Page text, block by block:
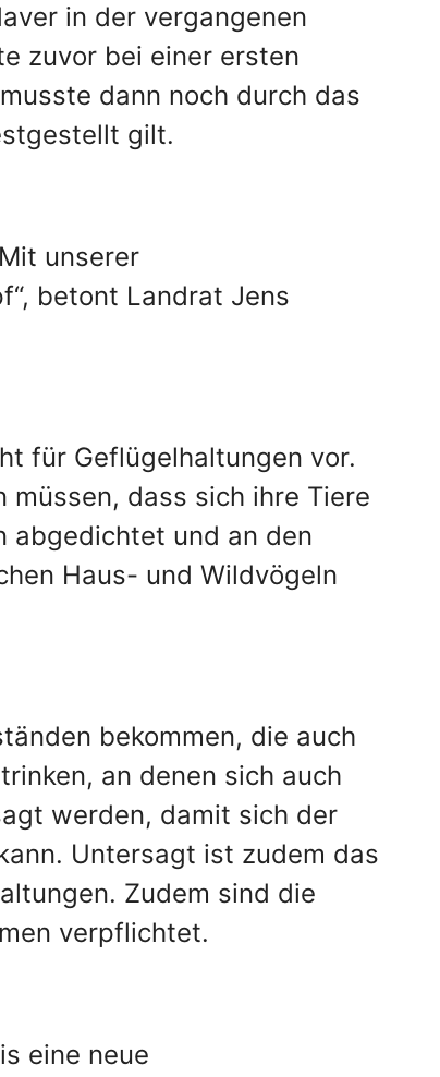
in der vergangenen
zuvor bei einer ersten
dann noch durch das
gilt.
unserer
betont Landrat Jens
für Geflügelhaltungen vor.
dass sich ihre Tiere
abgedichtet und an den
Haus- und Wildvögeln
bekommen, die auch
an denen sich auch
werden, damit sich der
Untersagt ist zudem das
Zudem sind die
verpflichtet.
eine neue